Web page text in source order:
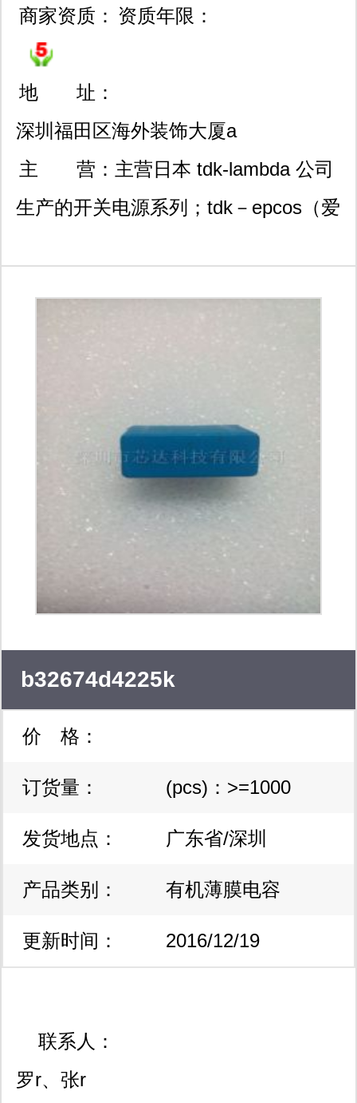
商家资质： 资质年限：
地 址：
深圳福田区海外装饰大厦a
7层
主 营： 主营日本 tdk-lambda 公司
生产的开关电源系列；tdk－epcos（爱
（panasonic）锂电池；并销售由日本
三菱(mitsubishi)、三社(sanrex)、三垦
(sanken)、富士(fuji)、东芝(toshiba)；
德国西门康（semikron）、英飞凌
（infineon）、艾赛斯（ixys）公司生
产的igbt、gtr、ipm模块；可控硅、整
流桥等。
b32674d4225k
价 格：
订货量： (pcs)：>=1000
发货地点： 广东省/深圳
产品类别： 有机薄膜电容
更新时间： 2016/12/19
联系人：
罗r、张r